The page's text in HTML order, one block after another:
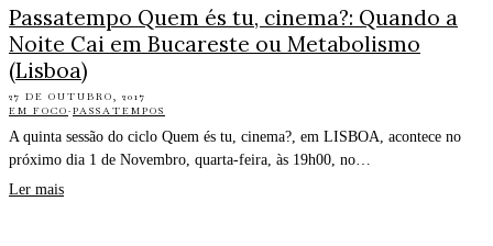
Passatempo Quem és tu, cinema?: Quando a
Noite Cai em Bucareste ou Metabolismo
(Lisboa)
27 DE OUTUBRO, 2017
EM FOCO·PASSATEMPOS
A quinta sessão do ciclo Quem és tu, cinema?, em LISBOA, acontece no
próximo dia 1 de Novembro, quarta-feira, às 19h00, no…
Ler mais